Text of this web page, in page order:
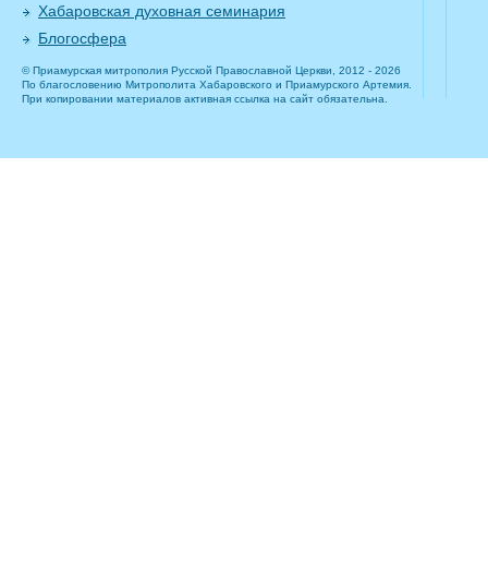
Хабаровская духовная семинария
Блогосфера
© Приамурская митрополия Русской Православной Церкви, 2012 - 2026
По благословению Митрополита Хабаровского и Приамурского Артемия.
При копировании материалов активная ссылка на сайт обязательна.